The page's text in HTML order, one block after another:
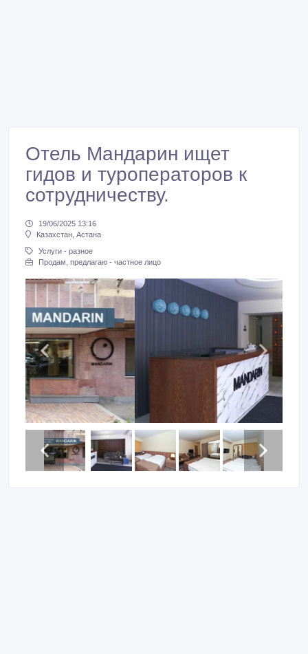
Отель Мандарин ищет
гидов и туроператоров к
сотрудничеству.
19/06/2025 13:16
Казахстан, Астана
Услуги - разное
Продам, предлагаю - частное лицо